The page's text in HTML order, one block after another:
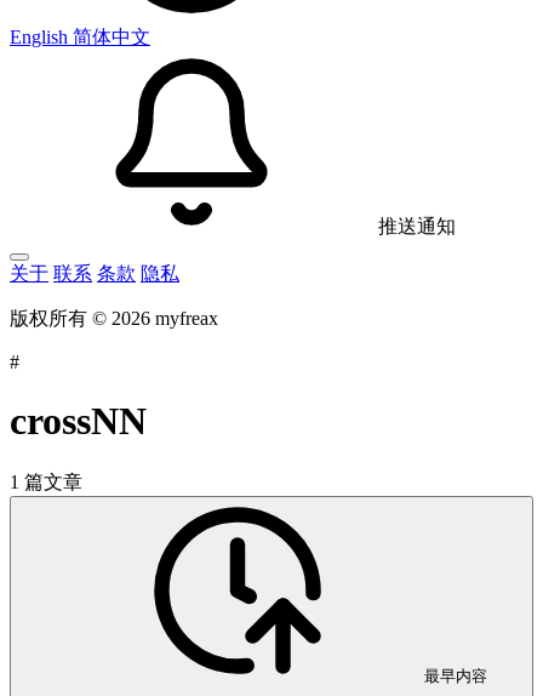
English 简体中文
推送通知
关于 联系 条款 隐私
版权所有 © 2026 myfreax
#
crossNN
1 篇文章
最早内容